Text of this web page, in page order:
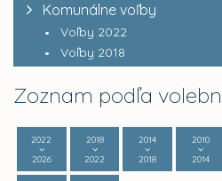
Komunálne voľby
Voľby 2022
Voľby 2018
Zoznam podľa
2022
2026
2018
2022
2014
2018
2010
2014